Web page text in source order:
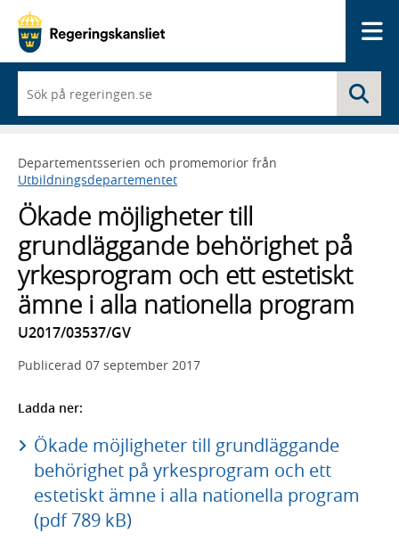
du
börjar
skriva
framträder
en
med
sökförslag
Departementsserien och promemorior från
Utbildningsdepartementet
Ökade möjligheter till
grundläggande behörighet på
yrkesprogram och ett estetiskt
ämne i alla nationella program
U2017/03537/GV
Publicerad 07 september 2017
Ladda ner:
Ökade möjligheter till grundläggande
behörighet på yrkesprogram och ett
estetiskt ämne i alla nationella program
(pdf 789 kB)